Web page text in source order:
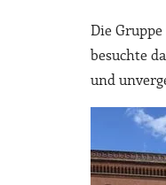
Die
besuchte
und